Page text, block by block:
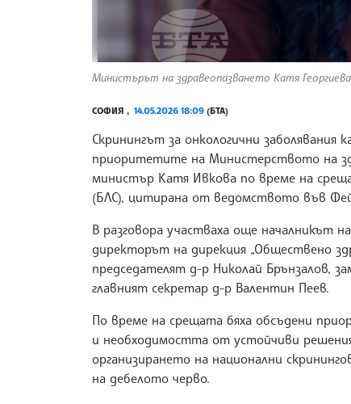
Министърът на здравеопазването Катя
СОФИЯ , 14.05.2026 18:09 (БТА)
Скринингът за онкологични
приоритетите на Министерството на
министър Катя Ивкова по време на
(БЛС), цитирана от ведомството във
В разговора участваха още началникът
директорът на дирекция „Обществено
председателят д-р Николай Брънзалов,
главният секретар д-р Валентин Пеев.
По време на срещата бяха обсъдени
и необходимостта от устойчиви
организирането на национални
на дебелото черво.